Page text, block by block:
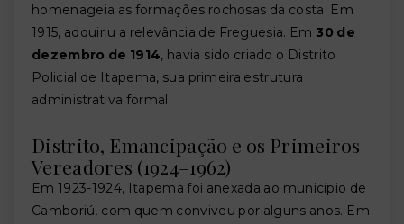
homenageia as formações rochosas da costa. Em
1915, adquiriu a relevância de Freguesia. Em 30 de
dezembro de 1914, havia sido criado o Distrito
Policial de Itapema, sua primeira estrutura
administrativa formal.
Distrito, Emancipação e os Primeiros
Vereadores (1924–1962)
Em 1923-1924, Itapema foi anexada ao município de
Camboriú, com quem conviveu por alguns anos. Em